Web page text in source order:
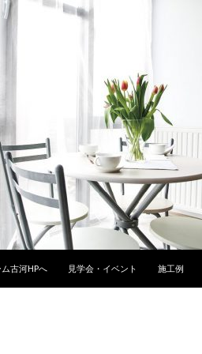
古河HPへ 見学会・イベント 施工例